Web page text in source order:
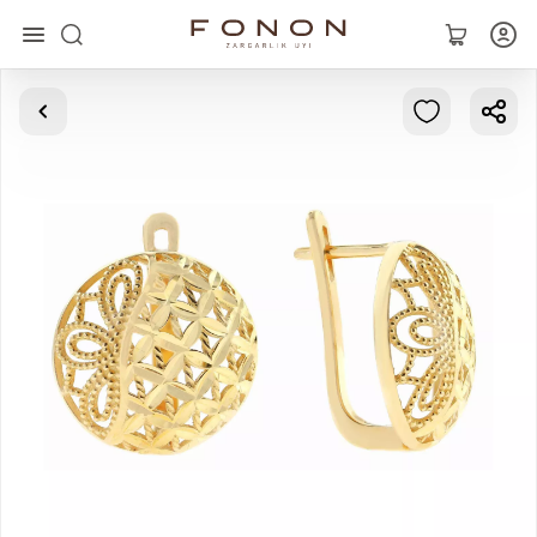
Главная
Серьги
Браслеты
Кулоны